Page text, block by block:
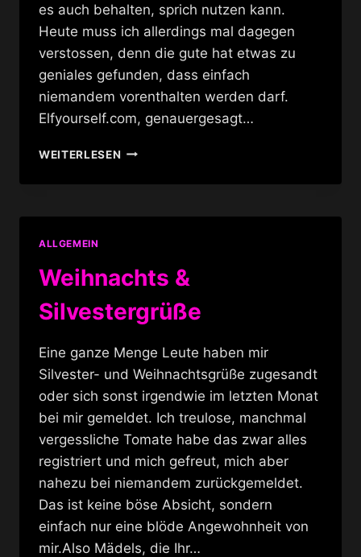
es auch behalten, sprich nutzen kann.
Heute muss ich allerdings mal dagegen
verstossen, denn die gute hat etwas zu
geniales gefunden, dass einfach
niemandem vorenthalten werden darf.
Elfyourself.com, genauergesagt…
WEITERLESENDRAG
ELF
ALLGEMEIN
Weihnachts &
Silvestergrüße
Eine ganze Menge Leute haben mir
Silvester- und Weihnachtsgrüße zugesandt
oder sich sonst irgendwie im letzten Monat
bei mir gemeldet. Ich treulose, manchmal
vergessliche Tomate habe das zwar alles
registriert und mich gefreut, mich aber
nahezu bei niemandem zurückgemeldet.
Das ist keine böse Absicht, sondern
einfach nur eine blöde Angewohnheit von
mir.Also Mädels, die Ihr…